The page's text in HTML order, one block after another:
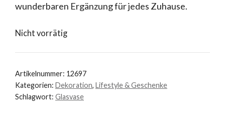
wunderbaren Ergänzung für jedes Zuhause.
Nicht vorrätig
Artikelnummer: 12697
Kategorien: Dekoration, Lifestyle & Geschenke
Schlagwort: Glasvase